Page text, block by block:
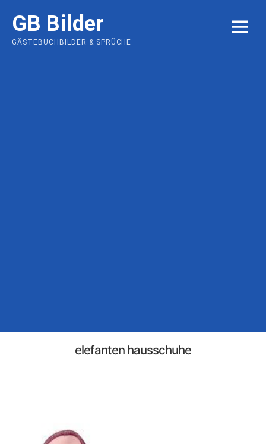
content
GB Bilder
GÄSTEBUCHBILDER & SPRÜCHE
MENU
elefanten hausschuhe